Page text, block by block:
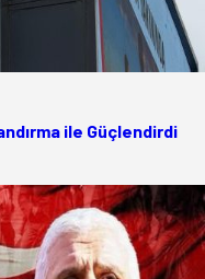
ile Güçlendirdi